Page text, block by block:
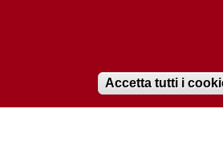
Accetta tutti i